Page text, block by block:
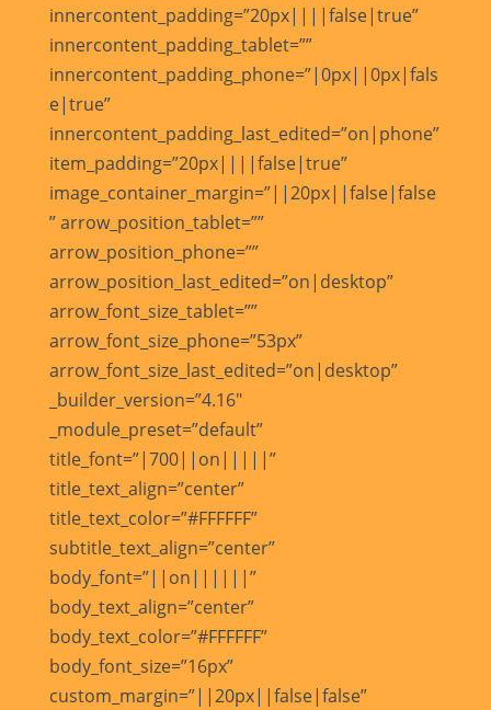
innercontent_padding=”20px||||false|true”
innercontent_padding_tablet=””
innercontent_padding_phone=”|0px||0px|fals
e|true”
innercontent_padding_last_edited=”on|phone”
item_padding=”20px||||false|true”
image_container_margin=”||20px||false|false
” arrow_position_tablet=””
arrow_position_phone=””
arrow_position_last_edited=”on|desktop”
arrow_font_size_tablet=””
arrow_font_size_phone=”53px”
arrow_font_size_last_edited=”on|desktop”
_builder_version=”4.16″
_module_preset=”default”
title_font=”|700||on|||||”
title_text_align=”center”
title_text_color=”#FFFFFF”
subtitle_text_align=”center”
body_font=”||on||||||”
body_text_align=”center”
body_text_color=”#FFFFFF”
body_font_size=”16px”
custom_margin=”||20px||false|false”